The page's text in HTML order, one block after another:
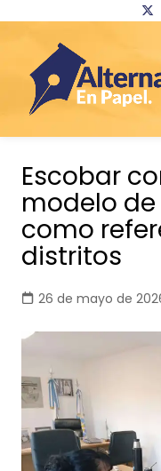
contenido
Escobar
modelo
como
distritos
26 de mayo de